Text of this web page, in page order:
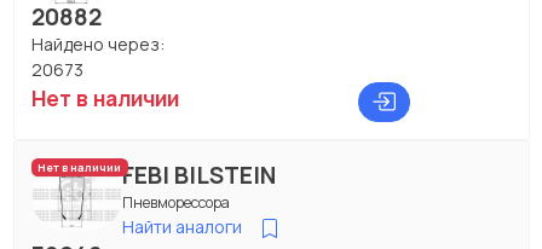
20882
Найдено через:
20673
Нет в наличии
Нет в наличииFEBI BILSTEIN
Пневморессора
Найти аналоги